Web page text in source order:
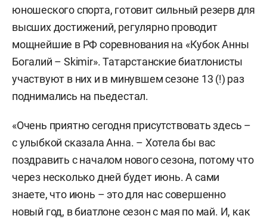
юношеского спорта, готовит сильный резерв для
высших достижений, регулярно проводит
мощнейшие в РФ соревнования на «Кубок Анны
Богалий – Skimir». Татарстанские биатлонисты
участвуют в них и в минувшем сезоне 13 (!) раз
поднимались на пьедестал.
«Очень приятно сегодня присутствовать здесь –
с улыбкой сказала Анна. – Хотела бы вас
поздравить с началом нового сезона, потому что
через несколько дней будет июнь. А сами
знаете, что июнь – это для нас совершенно
новый год, в биатлоне сезон с мая по май. И, как